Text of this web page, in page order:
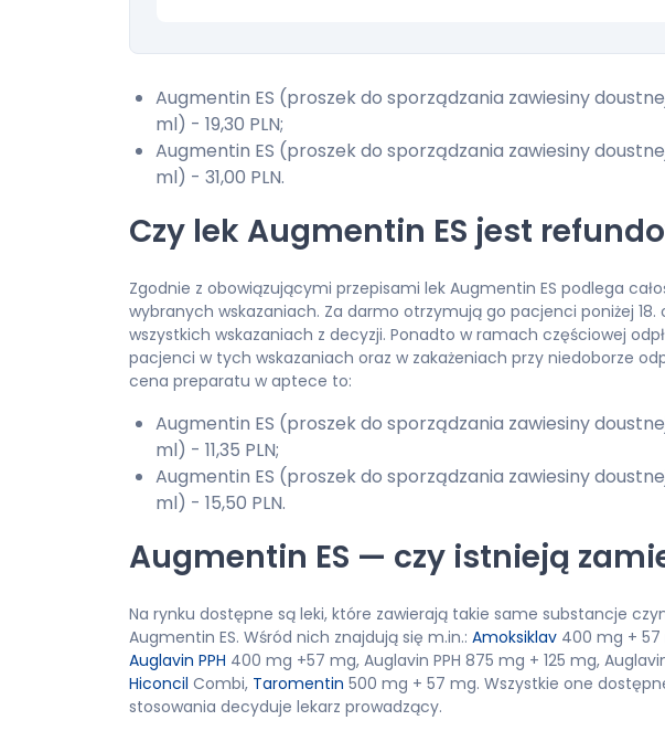
Augmentin ES (proszek do sporządzania zawiesiny
ml) - 19,30 PLN;
Augmentin ES (proszek do sporządzania zawiesiny
ml) - 31,00 PLN.
Czy lek Augmentin ES jest
Zgodnie z obowiązującymi przepisami lek Augmentin ES podlega
wybranych wskazaniach. Za darmo otrzymują go pacjenci poniżej 18.
wszystkich wskazaniach z decyzji. Ponadto w ramach częściowej
pacjenci w tych wskazaniach oraz w zakażeniach przy niedoborze
cena preparatu w aptece to:
Augmentin ES (proszek do sporządzania zawiesiny
ml) - 11,35 PLN;
Augmentin ES (proszek do sporządzania zawiesiny
ml) - 15,50 PLN.
Augmentin ES — czy istnieją
Na rynku dostępne są leki, które zawierają takie same substancje
Augmentin ES. Wśród nich znajdują się m.in.: Amoksiklav 400 mg + 57
Auglavin PPH 400 mg +57 mg, Auglavin PPH 875 mg + 125 mg,
Hiconcil Combi, Taromentin 500 mg + 57 mg. Wszystkie one
stosowania decyduje lekarz prowadzący.